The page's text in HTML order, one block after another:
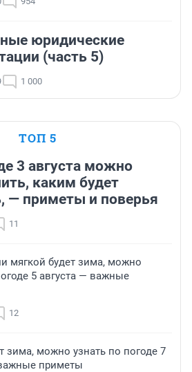
юридические
(часть 5)
1 000
ТОП 5
3 августа можно
каким будет
— приметы и поверья
11
мягкой будет зима, можно
5 августа — важные
12
зима, можно узнать по погоде 7
приметы